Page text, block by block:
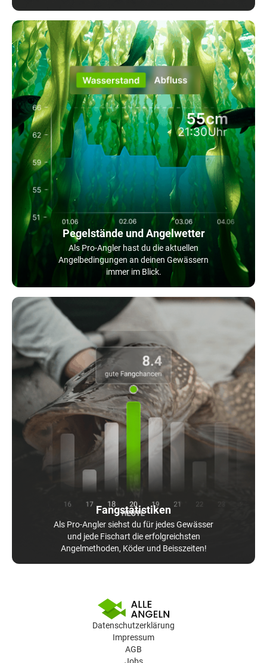
Pegelstände und Angelwetter
Als Pro-Angler hast du die aktuellen
Angelbedingungen an deinen Gewässern
immer im Blick.
Fangstatistiken
Als Pro-Angler siehst du für jedes Gewässer
und jede Fischart die erfolgreichsten
Angelmethoden, Köder und Beisszeiten!
Datenschutzerklärung
Impressum
AGB
Jobs